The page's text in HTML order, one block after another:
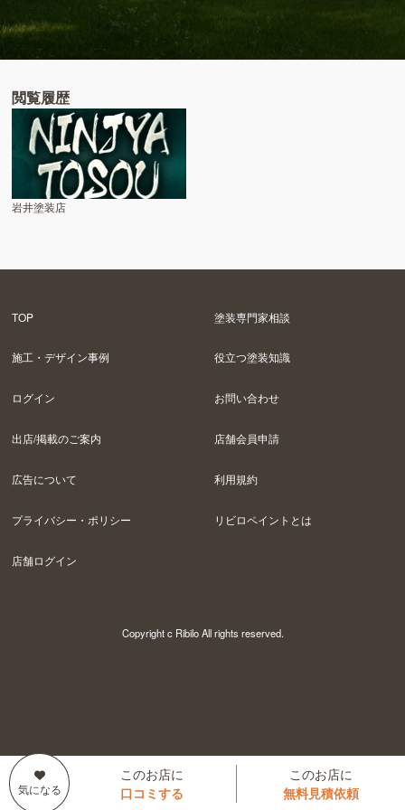
このお店に
口コミする
このお店に
無料見積依頼
閲覧履歴
岩井塗装店
TOP 塗装専門家相談
施工・デザイン事例 役立つ塗装知識
ログイン お問い合わせ
出店/掲載のご案内 店舗会員申請
広告について 利用規約
プライバシー・ポリシー リビロペイントとは
店舗ログイン
Copyright c Ribilo All rights reserved.